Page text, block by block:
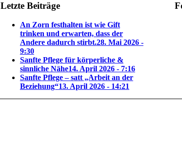
Letzte Beiträge
An Zorn festhalten ist wie Gift
trinken und erwarten, dass der
Andere dadurch stirbt.28. Mai 2026 -
9:30
Sanfte Pflege für körperliche &
sinnliche Nähe14. April 2026 - 7:16
Sanfte Pflege – satt „Arbeit an der
Beziehung“13. April 2026 - 14:21